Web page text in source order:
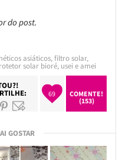
do post.
asiáticos,filtro solar,
solar bioré, usei e amei
69
COMENTE!
(153)
GOSTAR